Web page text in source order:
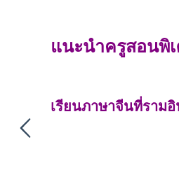
แนะนำครูสอนพิ
เรียนภาษาจีนที่ราม